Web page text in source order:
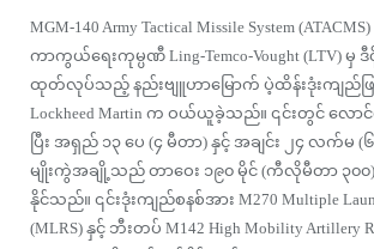
MGM-140 Army Tactical Missile System
ကာကွယ်ရေးကုမ္ပဏီ Ling-Temco-Vought (LTV) မှ
ထုတ်လုပ်သည့် နည်းဗျူဟာမြောက် ပဲ့ထိန်းဒုံးကျည်ဖြ
Lockheed Martin က ဝယ်ယူခဲ့သည်။ ၎င်းတွင် လော
ပြီး အရှည် ၁၃ ပေ (၄ မီတာ) နှင့် အချင်း ၂၄ လက်မ (
မျိုးကွဲအချို့သည် တာဝေး ၁၉၀ မိုင် (ကီလိုမီတာ ၃၀
နိုင်သည်။ ၎င်းဒုံးကျည်စနစ်အား M270 Multiple
(MLRS) နှင့် ဘီးတပ် M142 High Mobility Artillery